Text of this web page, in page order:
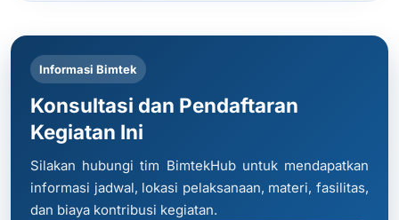
Informasi Bimtek
Konsultasi dan Pendaftaran
Kegiatan Ini
Silakan hubungi tim BimtekHub untuk mendapatkan
informasi jadwal, lokasi pelaksanaan, materi, fasilitas,
dan biaya kontribusi kegiatan.